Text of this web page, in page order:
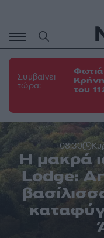
περιεχόμενο
Συμβαίνει
τώρα:
του
08:30
Η μακρά
Lodge: